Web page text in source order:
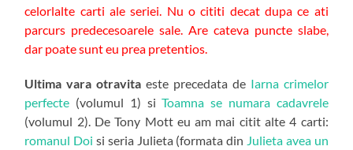
celorlalte carti ale seriei. Nu o cititi decat dupa ce ati
parcurs predecesoarele sale. Are cateva puncte slabe,
dar poate sunt eu prea pretentios.
Ultima vara otravita este precedata de Iarna crimelor
perfecte (volumul 1) siToamna se numara cadavrele
(volumul 2). De Tony Mott eu am mai citit alte 4 carti:
romanul Doi si seria Julieta (formata din Julieta avea un